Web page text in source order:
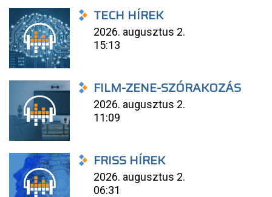
TECH HÍREK
2026. augusztus 2.
15:13
FILM-ZENE-SZÓRAKOZÁS
2026. augusztus 2.
11:09
FRISS HÍREK
2026. augusztus 2.
06:31